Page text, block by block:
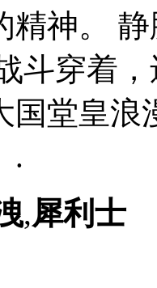
精神。
斗穿着
国堂皇浪
.
,犀利士